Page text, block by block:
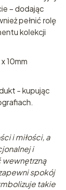
– dodając
pełnić rolę
kolekcji
10mm
- kupując
i miłości, a
i
wewnętrzną
spokój
takie